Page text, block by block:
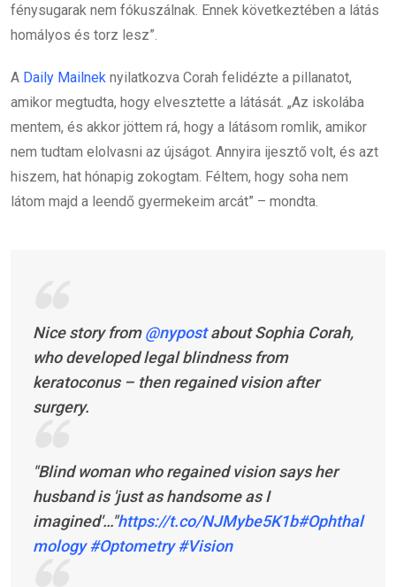
fénysugarak nem fókuszálnak. Ennek következtében a látás
homályos és torz lesz”.
A Daily Mailnek nyilatkozva Corah felidézte a pillanatot,
amikor megtudta, hogy elvesztette a látását. „Az iskolába
mentem, és akkor jöttem rá, hogy a látásom romlik, amikor
nem tudtam elolvasni az újságot. Annyira ijesztő volt, és azt
hiszem, hat hónapig zokogtam. Féltem, hogy soha nem
látom majd a leendő gyermekeim arcát” – mondta.
Nice story from@nypostabout Sophia Corah,
who developed legal blindness from
keratoconus – then regained vision after
surgery.
"Blind woman who regained vision says her
husband is 'just as handsome as I
imagined'…"https://t.co/NJMybe5K1b#Ophthal
mology #Optometry #Vision